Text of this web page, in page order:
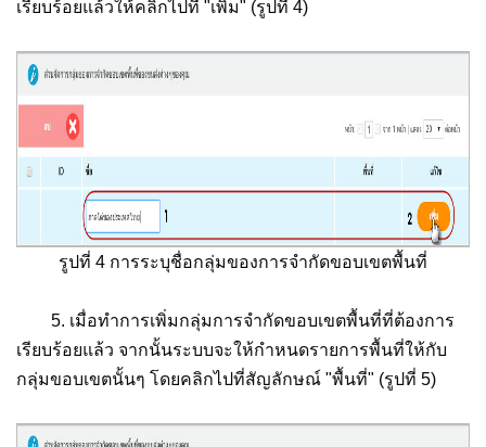
เรียบร้อยแล้วให้คลิกไปที่ "เพิ่ม" (รูปที่ 4)
รูปที่ 4 การระบุชื่อกลุ่มของการจำกัดขอบเขตพื้นที่
5. เมื่อทำการเพิ่มกลุ่มการจำกัดขอบเขตพื้นที่ที่ต้องการ
เรียบร้อยแล้ว จากนั้นระบบจะให้กำหนดรายการพื้นที่ให้กับ
กลุ่มขอบเขตนั้นๆ โดยคลิกไปที่สัญลักษณ์ "พื้นที่" (รูปที่ 5)